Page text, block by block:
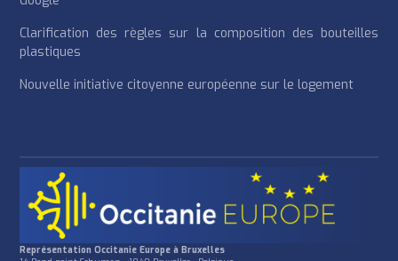
Clarification des règles sur la composition des bouteilles
plastiques
Nouvelle initiative citoyenne européenne sur le logement
Représentation Occitanie Europe à Bruxelles